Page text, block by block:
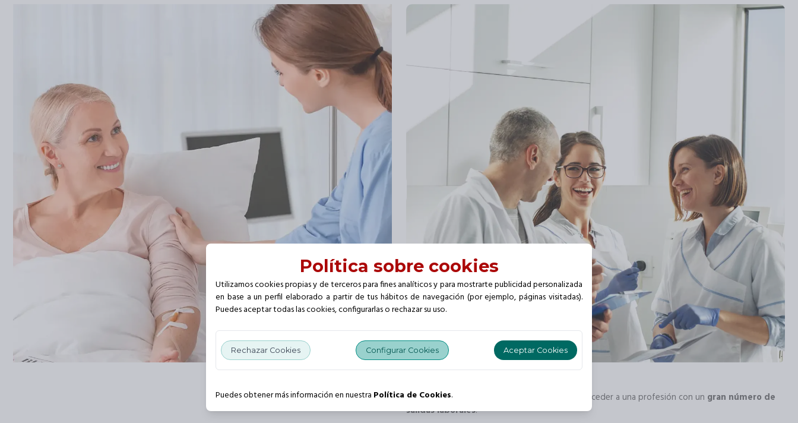
Si te gusta ayudar a los demás, ahora puedes acceder a una profesión con un gran número de
salidas laborales.
Política sobre cookies
Utilizamos cookies propias y de terceros para fines analíticos y para mostrarte publicidad personalizada
en base a un perfil elaborado a partir de tus hábitos de navegación (por ejemplo, páginas visitadas).
Puedes aceptar todas las cookies, configurarlas o rechazar su uso.
Rechazar Cookies Configurar Cookies Aceptar Cookies
Puedes obtener más información en nuestra Política de Cookies.